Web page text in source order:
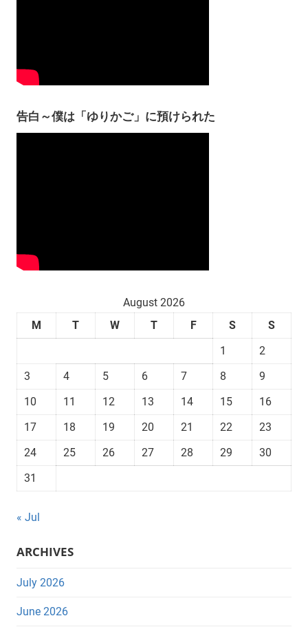
告白～僕は「ゆりかご」に預けられた
August 2026
M
T W T F S
S
1
2
3
4 5 6 7 8
9
10
11 12 13 14 15
16
17
18 19 20 21 22
23
24
25 26 27 28 29
30
31
« Jul
ARCHIVES
July 2026
June 2026